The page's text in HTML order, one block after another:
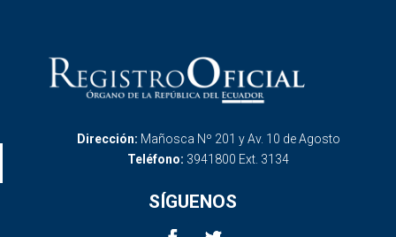
Dirección: Mañosca Nº 201 y Av. 10 de Agosto
Teléfono: 3941800 Ext. 3134
SÍGUENOS